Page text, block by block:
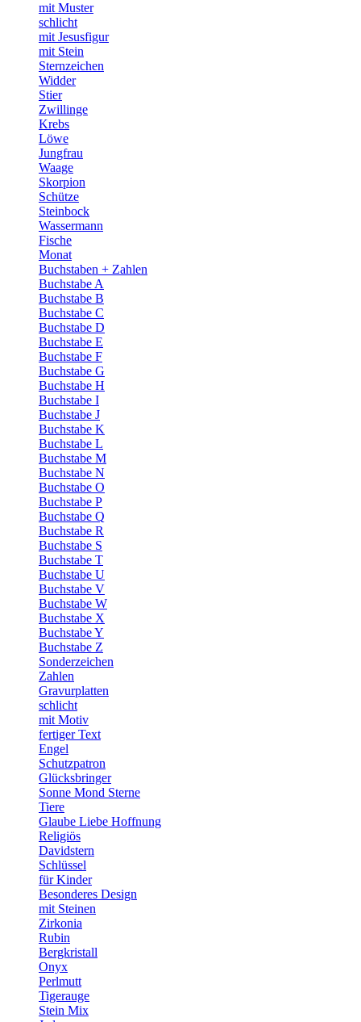
mit Muster
schlicht
mit Jesusfigur
mit Stein
Sternzeichen
Widder
Stier
Zwillinge
Krebs
Löwe
Jungfrau
Waage
Skorpion
Schütze
Steinbock
Wassermann
Fische
Monat
Buchstaben + Zahlen
Buchstabe A
Buchstabe B
Buchstabe C
Buchstabe D
Buchstabe E
Buchstabe F
Buchstabe G
Buchstabe H
Buchstabe I
Buchstabe J
Buchstabe K
Buchstabe L
Buchstabe M
Buchstabe N
Buchstabe O
Buchstabe P
Buchstabe Q
Buchstabe R
Buchstabe S
Buchstabe T
Buchstabe U
Buchstabe V
Buchstabe W
Buchstabe X
Buchstabe Y
Buchstabe Z
Sonderzeichen
Zahlen
Gravurplatten
schlicht
mit Motiv
fertiger Text
Engel
Schutzpatron
Glücksbringer
Sonne Mond Sterne
Tiere
Glaube Liebe Hoffnung
Religiös
Davidstern
Schlüssel
für Kinder
Besonderes Design
mit Steinen
Zirkonia
Rubin
Bergkristall
Onyx
Perlmutt
Tigerauge
Stein Mix